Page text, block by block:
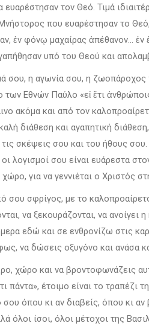
τον Θεό. Τιμά
που ευαρέστησαν το
ἐν φόνῳ μαχαίρας ἀπέθανον… ἐν
υπό του Θεού και
σου, η αγωνία σου, η
Εθνών Παύλο «εἰ ἔτι
ακόμα και από τον
διάθεση και αγαπητική
σκέψεις σου και του ήθους
λογισμοί σου είναι ευάρεστα
για να γεννιέται ο Χριστός
σου σφρίγος, με το
να ξεκουράζονται, να ανοίγει η
εδώ και σε ενθρονίζω στις
να δώσεις οξυγόνο και ανάσα
χώρο και να
πάντα», έτοιμο είναι το
όπου κι αν διαβείς, όπου κι
όλοι ίσοι, όλοι μέτοχοι της